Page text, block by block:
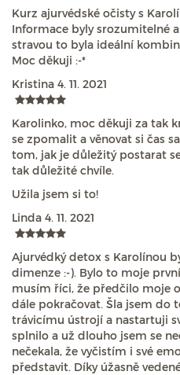
Kurz ajurvédské očisty s
Informace byly srozumitelné
stravou to byla ideální
Moc děkuji :-*
Kristina 4. 11. 2021
Karolinko, moc děkuji za tak
se zpomalit a věnovat si čas
tom, jak je důležitý postarat
tak důležité chvíle.
Užila jsem si to!
Linda 4. 11. 2021
Ajurvédký detox s Karolínou
dimenze :-). Bylo to moje
musím říci, že předčilo moje
dále pokračovat. Šla jsem do
trávicímu ústrojí a nastartuji
splnilo a už dlouho jsem se
nečekala, že vyčistím i své
představit. Díky úžasně